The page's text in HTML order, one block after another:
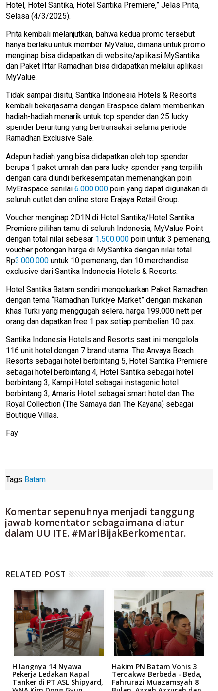
Hotel, Hotel Santika, Hotel Santika Premiere,” Jelas Prita,
Selasa (4/3/2025).
Prita kembali melanjutkan, bahwa kedua promo tersebut
hanya berlaku untuk member MyValue, dimana untuk promo
menginap bisa didapatkan di website/aplikasi MySantika
dan Paket Iftar Ramadhan bisa didapatkan melalui aplikasi
MyValue.
Tidak sampai disitu, Santika Indonesia Hotels & Resorts
kembali bekerjasama dengan Eraspace dalam memberikan
hadiah-hadiah menarik untuk top spender dan 25 lucky
spender beruntung yang bertransaksi selama periode
Ramadhan Exclusive Sale.
Adapun hadiah yang bisa didapatkan oleh top spender
berupa 1 paket umrah dan para lucky spender yang terpilih
dengan cara diundi berkesempatan memenangkan poin
MyEraspace senilai 6.000.000 poin yang dapat digunakan di
seluruh outlet dan online store Erajaya Retail Group.
Voucher menginap 2D1N di Hotel Santika/Hotel Santika
Premiere pilihan tamu di seluruh Indonesia, MyValue Point
dengan total nilai sebesar 1.500.000 poin untuk 3 pemenang,
voucher potongan harga di MySantika dengan nilai total
Rp3.000.000 untuk 10 pemenang, dan 10 merchandise
exclusive dari Santika Indonesia Hotels & Resorts.
Hotel Santika Batam sendiri mengeluarkan Paket Ramadhan
dengan tema “Ramadhan Turkiye Market” dengan makanan
khas Turki yang menggugah selera, harga 199,000 nett per
orang dan dapatkan free 1 pax setiap pembelian 10 pax.
Santika Indonesia Hotels and Resorts saat ini mengelola
116 unit hotel dengan 7 brand utama: The Anvaya Beach
Resorts sebagai hotel berbintang 5, Hotel Santika Premiere
sebagai hotel berbintang 4, Hotel Santika sebagai hotel
berbintang 3, Kampi Hotel sebagai instagenic hotel
berbintang 3, Amaris Hotel sebagai smart hotel dan The
Royal Collection (The Samaya dan The Kayana) sebagai
Boutique Villas.
Fay
Tags Batam
Komentar sepenuhnya menjadi tanggung
jawab komentator sebagaimana diatur
dalam UU ITE. #MariBijakBerkomentar.
RELATED POST
Hilangnya 14 Nyawa
Pekerja Ledakan Kapal
Tanker di PT ASL Shipyard,
Hakim PN Batam Vonis 3
Terdakwa Berbeda - Beda,
Fahrurazi Muazamsyah 8